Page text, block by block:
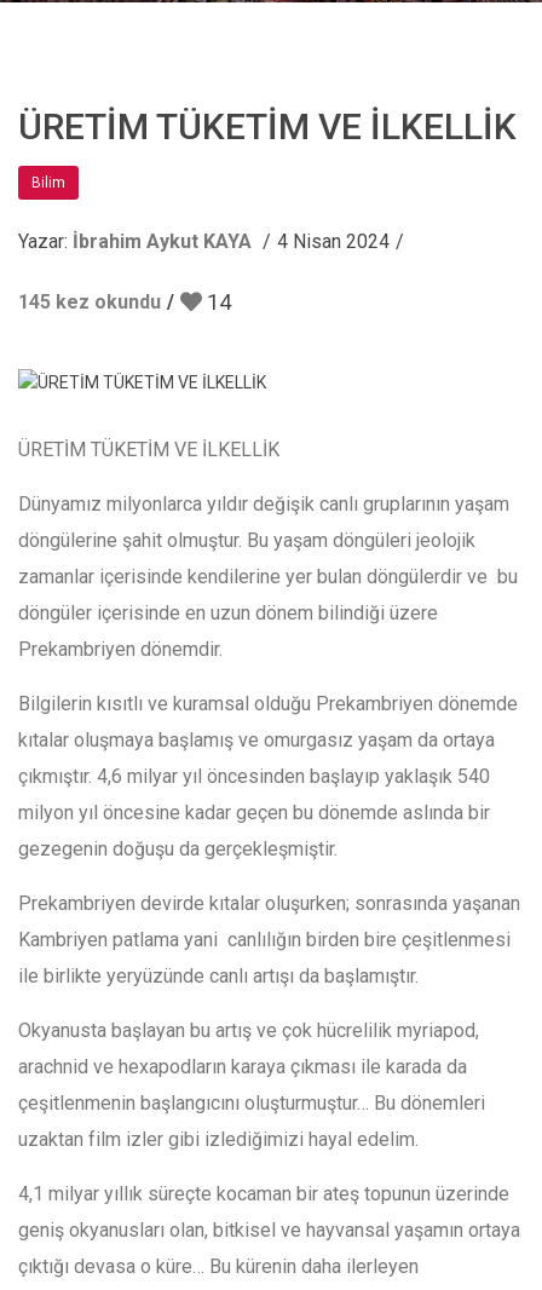
ÜRETİM TÜKETİM VE İLKELLİK
Bilim
Yazar: İbrahim Aykut KAYA 4 Nisan 2024
145 kez okundu 14
ÜRETİM TÜKETİM VE İLKELLİK
Dünyamız milyonlarca yıldır değişik canlı gruplarının yaşam
döngülerine şahit olmuştur. Bu yaşam döngüleri jeolojik
zamanlar içerisinde kendilerine yer bulan döngülerdir ve bu
döngüler içerisinde en uzun dönem bilindiği üzere
Prekambriyen dönemdir.
Bilgilerin kısıtlı ve kuramsal olduğu Prekambriyen dönemde
kıtalar oluşmaya başlamış ve omurgasız yaşam da ortaya
çıkmıştır. 4,6 milyar yıl öncesinden başlayıp yaklaşık 540
milyon yıl öncesine kadar geçen bu dönemde aslında bir
gezegenin doğuşu da gerçekleşmiştir.
Prekambriyen devirde kıtalar oluşurken; sonrasında yaşanan
Kambriyen patlama yani canlılığın birden bire çeşitlenmesi
ile birlikte yeryüzünde canlı artışı da başlamıştır.
Okyanusta başlayan bu artış ve çok hücrelilik myriapod,
arachnid ve hexapodların karaya çıkması ile karada da
çeşitlenmenin başlangıcını oluşturmuştur… Bu dönemleri
uzaktan film izler gibi izlediğimizi hayal edelim.
4,1 milyar yıllık süreçte kocaman bir ateş topunun üzerinde
geniş okyanusları olan, bitkisel ve hayvansal yaşamın ortaya
çıktığı devasa o küre… Bu kürenin daha ilerleyen